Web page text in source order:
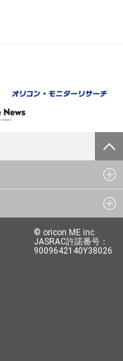
© oricon ME inc.
JASRAC許諾番号：
9009642140Y38026